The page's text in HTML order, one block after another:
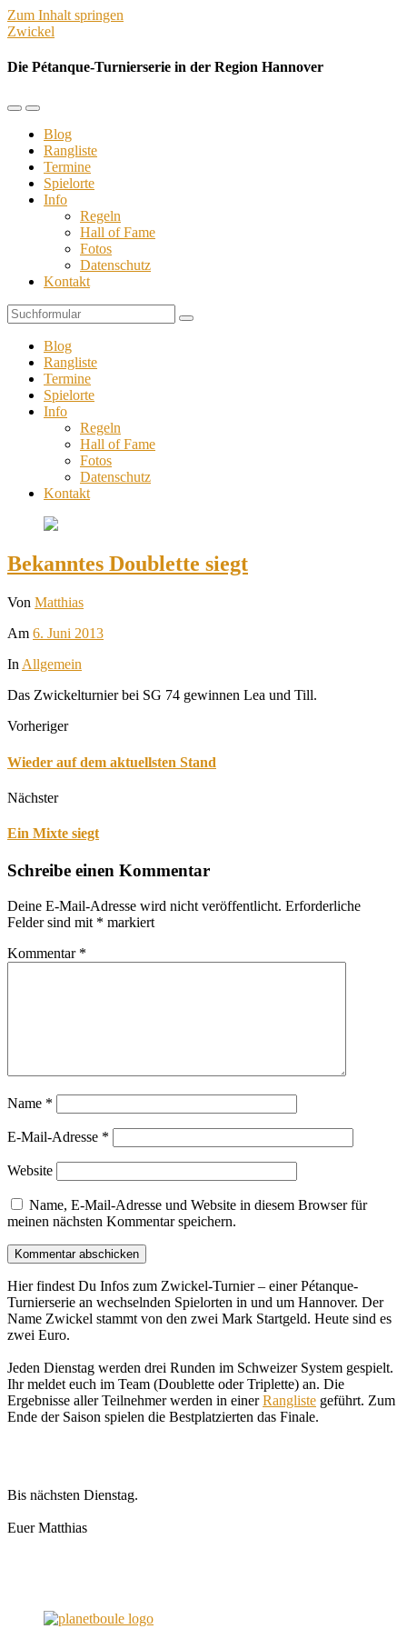
Zum Inhalt springen
Zwickel
Die Pétanque-Turnierserie in der Region Hannover
Mobil-
umschalten
Suchfeld
umschalten
Blog
Rangliste
Termine
Spielorte
Info
Regeln
Hall of Fame
Fotos
Datenschutz
Kontakt
Suchen
Blog
Rangliste
Termine
Spielorte
Info
Regeln
Hall of Fame
Fotos
Datenschutz
Kontakt
Bekanntes Doublette siegt
Von Matthias
Am 6. Juni 2013
In Allgemein
Das Zwickelturnier bei SG 74 gewinnen Lea und Till.
Vorheriger
Wieder auf dem aktuellsten Stand
Nächster
Ein Mixte siegt
Schreibe einen Kommentar
Deine E-Mail-Adresse wird nicht veröffentlicht. Erforderliche
Felder sind mit * markiert
Kommentar *
Name *
E-Mail-Adresse *
Website
Name, E-Mail-Adresse und Website in diesem Browser für
meinen nächsten Kommentar speichern.
Hier findest Du Infos zum Zwickel-Turnier – einer Pétanque-
Turnierserie an wechselnden Spielorten in und um Hannover. Der
Name Zwickel stammt von den zwei Mark Startgeld. Heute sind es
zwei Euro.
Jeden Dienstag werden drei Runden im Schweizer System gespielt.
Ihr meldet euch im Team (Doublette oder Triplette) an. Die
Ergebnisse aller Teilnehmer werden in einerRangliste geführt. Zum
Ende der Saison spielen die Bestplatzierten das Finale.
Bis nächsten Dienstag.
Euer Matthias